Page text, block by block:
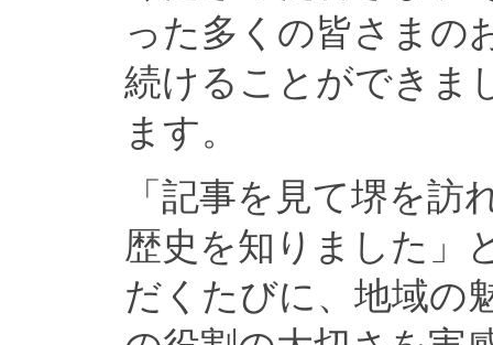
った多くの皆さまの
続けることができま
ます。
「記事を見て堺を
歴史を知りました」
だくたびに、地域の